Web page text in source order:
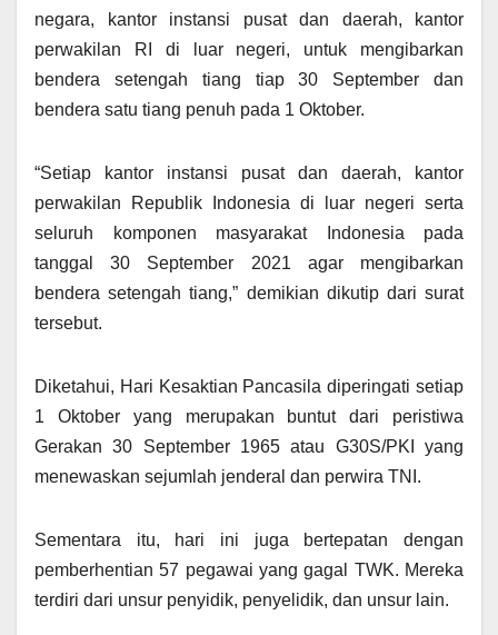
negara, kantor instansi pusat dan daerah, kantor
perwakilan RI di luar negeri, untuk mengibarkan
bendera setengah tiang tiap 30 September dan
bendera satu tiang penuh pada 1 Oktober.
“Setiap kantor instansi pusat dan daerah, kantor
perwakilan Republik Indonesia di luar negeri serta
seluruh komponen masyarakat Indonesia pada
tanggal 30 September 2021 agar mengibarkan
bendera setengah tiang,” demikian dikutip dari surat
tersebut.
Diketahui, Hari Kesaktian Pancasila diperingati setiap
1 Oktober yang merupakan buntut dari peristiwa
Gerakan 30 September 1965 atau G30S/PKI yang
menewaskan sejumlah jenderal dan perwira TNI.
Sementara itu, hari ini juga bertepatan dengan
pemberhentian 57 pegawai yang gagal TWK. Mereka
terdiri dari unsur penyidik, penyelidik, dan unsur lain.